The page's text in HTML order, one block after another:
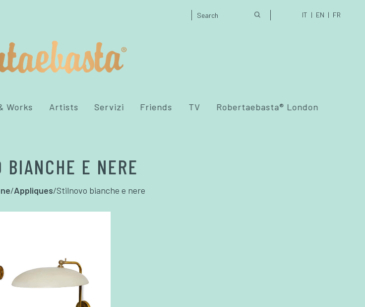
IT EN FR
Works Artists Servizi Friends TV Robertaebasta® London
BIANCHE E NERE
/Appliques/Stilnovo bianche e nere